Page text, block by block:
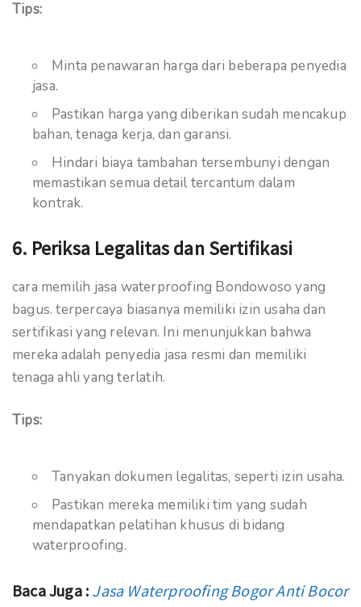
Tips:
Minta penawaran harga dari beberapa penyedia
jasa.
Pastikan harga yang diberikan sudah mencakup
bahan, tenaga kerja, dan garansi.
Hindari biaya tambahan tersembunyi dengan
memastikan semua detail tercantum dalam
kontrak.
6. Periksa Legalitas dan Sertifikasi
cara memilih jasa waterproofing Bondowoso yang
bagus. terpercaya biasanya memiliki izin usaha dan
sertifikasi yang relevan. Ini menunjukkan bahwa
mereka adalah penyedia jasa resmi dan memiliki
tenaga ahli yang terlatih.
Tips:
Tanyakan dokumen legalitas, seperti izin usaha.
Pastikan mereka memiliki tim yang sudah
mendapatkan pelatihan khusus di bidang
waterproofing.
Baca Juga : Jasa Waterproofing Bogor Anti Bocor